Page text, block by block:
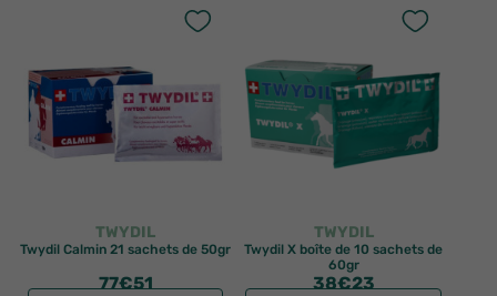
TWYDIL
Twydil Calmin 21 sachets de 50gr
77€51
TWYDIL
Twydil X boîte de 10 sachets de
60gr
38€23